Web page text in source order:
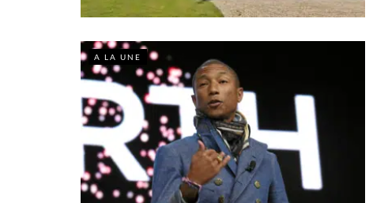
A LA UNE